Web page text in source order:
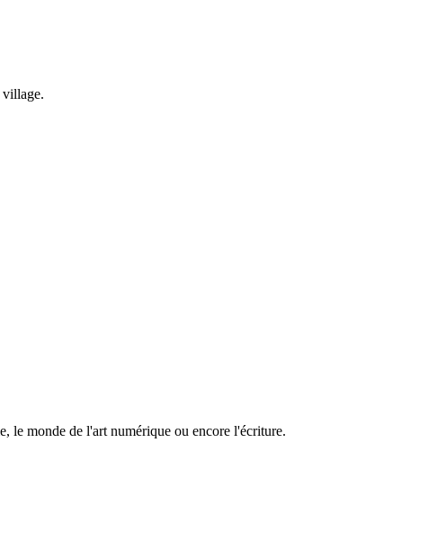
village.
le monde de l'art numérique ou encore l'écriture.